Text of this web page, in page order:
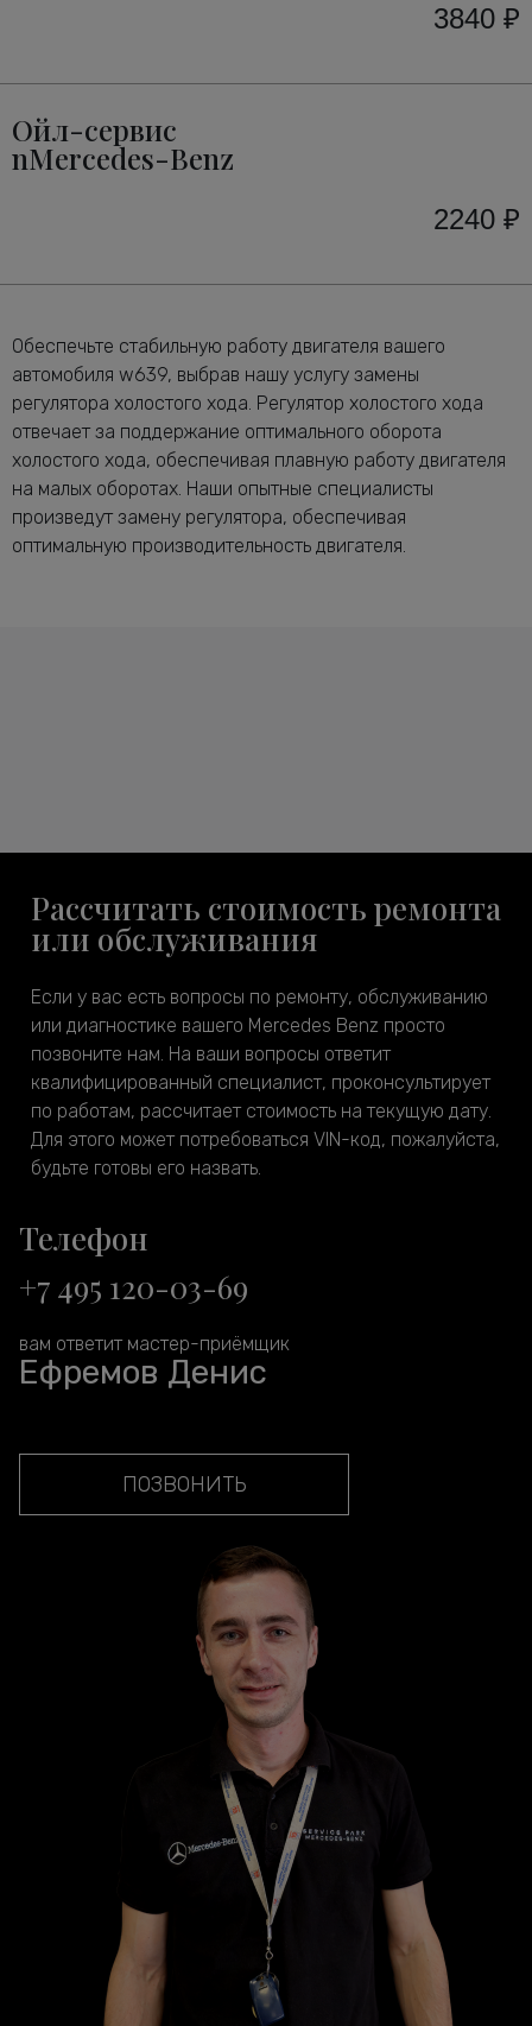
3840 ₽
Ойл-сервис
nMercedes-Benz
2240 ₽
Обеспечьте стабильную работу двигателя вашего
автомобиля w639, выбрав нашу услугу замены
регулятора холостого хода. Регулятор холостого хода
отвечает за поддержание оптимального оборота
холостого хода, обеспечивая плавную работу двигателя
на малых оборотах. Наши опытные специалисты
произведут замену регулятора, обеспечивая
оптимальную производительность двигателя.
Рассчитать стоимость ремонта
или обслуживания
Если у вас есть вопросы по ремонту, обслуживанию
или диагностике вашего Mercedes Benz просто
позвоните нам. На ваши вопросы ответит
квалифицированный специалист, проконсультирует
по работам, рассчитает стоимость на текущую дату.
Для этого может потребоваться VIN-код, пожалуйста,
будьте готовы его назвать.
Телефон
+7 495 120-03-69
вам ответит мастер-приёмщик
Ефремов Денис
ПОЗВОНИТЬ